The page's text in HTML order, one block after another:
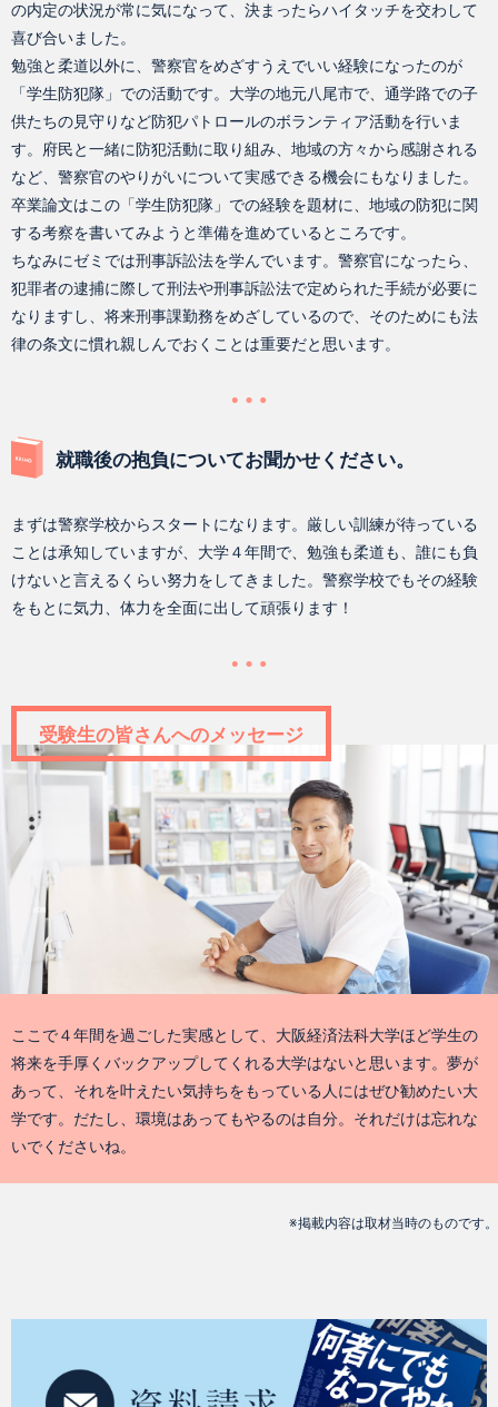
の内定の状況が常に気になって、決まったらハイタッチを交わして
喜び合いました。
勉強と柔道以外に、警察官をめざすうえでいい経験になったのが
「学生防犯隊」での活動です。大学の地元八尾市で、通学路での子
供たちの見守りなど防犯パトロールのボランティア活動を行いま
す。府民と一緒に防犯活動に取り組み、地域の方々から感謝される
など、警察官のやりがいについて実感できる機会にもなりました。
卒業論文はこの「学生防犯隊」での経験を題材に、地域の防犯に関
する考察を書いてみようと準備を進めているところです。
ちなみにゼミでは刑事訴訟法を学んでいます。警察官になったら、
犯罪者の逮捕に際して刑法や刑事訴訟法で定められた手続が必要に
なりますし、将来刑事課勤務をめざしているので、そのためにも法
律の条文に慣れ親しんでおくことは重要だと思います。
就職後の抱負についてお聞かせください。
まずは警察学校からスタートになります。厳しい訓練が待っている
ことは承知していますが、大学４年間で、勉強も柔道も、誰にも負
けないと言えるくらい努力をしてきました。警察学校でもその経験
をもとに気力、体力を全面に出して頑張ります！
受験生の皆さんへのメッセージ
ここで４年間を過ごした実感として、大阪経済法科大学ほど学生の
将来を手厚くバックアップしてくれる大学はないと思います。夢が
あって、それを叶えたい気持ちをもっている人にはぜひ勧めたい大
学です。だたし、環境はあってもやるのは自分。それだけは忘れな
いでくださいね。
※掲載内容は取材当時のものです。